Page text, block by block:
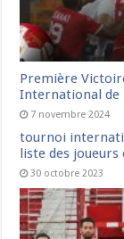
Première
International de
7 novembre 2024
tournoi
liste des joueurs
30 octobre 2023